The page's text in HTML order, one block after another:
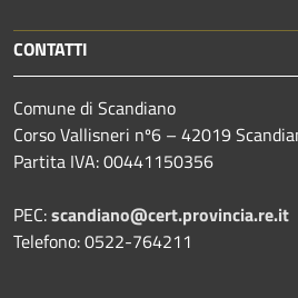
CONTATTI
Comune di Scandiano
Corso Vallisneri nº6 – 42019
Partita IVA: 00441150356
PEC:scandiano@cert.provincia.re.it
Telefono: 0522-764211